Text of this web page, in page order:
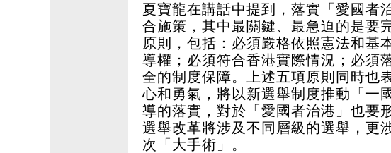
夏寶龍在講話中提到，落實「愛國者
合施策，其中最關鍵、最急迫的是要
原則，包括：必須嚴格依照憲法和基
導權；必須符合香港實際情況；必須
全的制度保障。上述五項原則同時也
心和勇氣，將以新選舉制度推動「一
導的落實，對於「愛國者治港」也要
選舉改革將涉及不同層級的選舉，更
次「大手術」。